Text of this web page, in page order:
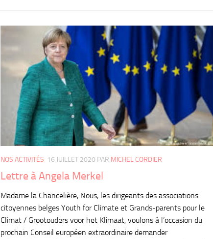
NOS ACTIVITÉS 16 JUILLET 2020 PAR MICHEL CORDIER
Lettre à Angela Merkel
Madame la Chancelière, Nous, les dirigeants des associations
citoyennes belges Youth for Climate et Grands-parents pour le
Climat / Grootouders voor het Klimaat, voulons à l’occasion du
prochain Conseil européen extraordinaire demander